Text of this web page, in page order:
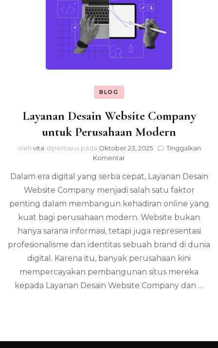
BLOG
Layanan Desain Website Company
untuk Perusahaan Modern
oleh vita diperbarui pada Oktober 23, 2025
Tinggalkan
Komentarpada
Desain
Website
untuk
Perusahaan
Modern
Dalam era digital yang serba cepat, Layanan Desain
Website Company menjadi salah satu faktor
penting dalam membangun kehadiran online yang
kuat bagi perusahaan modern. Website bukan
hanya sarana informasi, tetapi juga representasi
profesionalisme dan identitas sebuah brand di dunia
digital. Karena itu, banyak perusahaan kini
mempercayakan pembangunan situs mereka
kepada Layanan Desain Website Company dan …